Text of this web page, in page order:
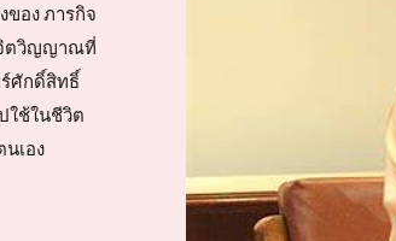
อง ภารกิจ
จิตวิญญาณที่
ศักดิ์สิทธิ์
ใช้ในชีวิต
เอง